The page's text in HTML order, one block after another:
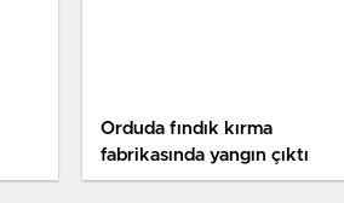
Orduda fındık kırma
fabrikasında yangın çıktı